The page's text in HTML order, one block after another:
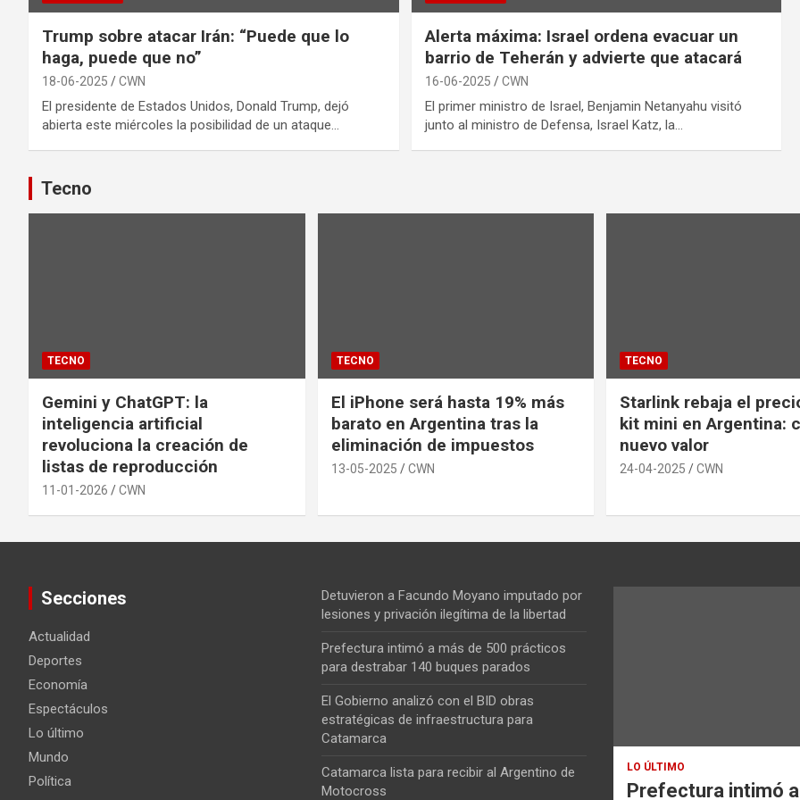
Trump sobre atacar Irán: “Puede que lo
haga, puede que no”
18-06-2025 CWN
El presidente de Estados Unidos, Donald Trump, dejó
abierta este miércoles la posibilidad de un ataque…
Alerta máxima: Israel ordena evacuar un
barrio de Teherán y advierte que atacará
16-06-2025 CWN
El primer ministro de Israel, Benjamin Netanyahu visitó
junto al ministro de Defensa, Israel Katz, la…
Tecno
TECNO
Gemini y ChatGPT: la
inteligencia artificial
revoluciona la creación de
listas de reproducción
11-01-2026 CWN
TECNO
El iPhone será hasta 19% más
barato en Argentina tras la
eliminación de impuestos
13-05-2025 CWN
TECNO
Starlink rebaja el
kit mini en Argentina:
nuevo valor
24-04-2025 CWN
Secciones
Actualidad
Deportes
Economía
Espectáculos
Lo último
Mundo
Política
Detuvieron a Facundo Moyano imputado por
lesiones y privación ilegítima de la libertad
Prefectura intimó a más de 500 prácticos
para destrabar 140 buques parados
El Gobierno analizó con el BID obras
estratégicas de infraestructura para
Catamarca
Catamarca lista para recibir al Argentino de
Motocross
LO ÚLTIMO
Prefectura intimó